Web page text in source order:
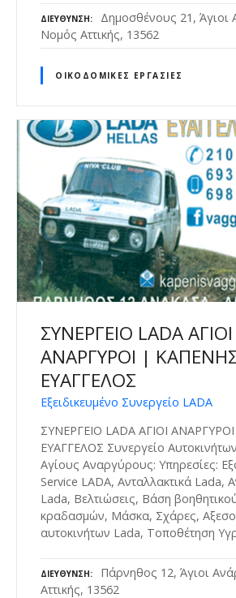
ΔΙΕΎΘΥΝΣΗ
Δημοσθένους 21, Άγιοι
Νομός Αττικής, 13562
ΟΙΚΟΔΟΜΙΚΈΣ ΕΡΓΑΣΊΕΣ
ΣΥΝΕΡΓΕΙΟ LADA ΑΓΙΟΙ
ΑΝΑΡΓΥΡΟΙ |
ΕΥΑΓΓΕΛΟΣ
Εξειδικευμένο Συνεργείο LADA
ΣΥΝΕΡΓΕΙΟ LADA ΑΓΙΟΙ
ΕΥΑΓΓΕΛΟΣ Συνεργείο
Αγίους Αναργύρους: Υπηρεσίες:
Service LADA, Ανταλλακτικά Lada,
Lada, Βελτιώσεις, Βάση
κραδασμών, Μάσκα, Σχάρες,
αυτοκινήτων Lada, Τοποθέτηση
ΔΙΕΎΘΥΝΣΗ
Πάρνηθος 12, Άγιοι
Αττικής, 13562